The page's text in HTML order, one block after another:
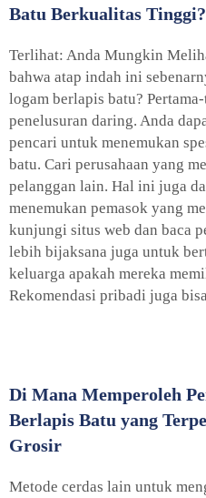
Batu Berkualitas Tinggi?
Terlihat: Anda Mungkin
bahwa atap indah ini
logam berlapis batu?
penelusuran daring. Anda
pencari untuk menemukan
batu. Cari perusahaan yang
pelanggan lain. Hal ini juga
menemukan pemasok yang
kunjungi situs web dan baca
lebih bijaksana juga untuk
keluarga apakah mereka
Rekomendasi pribadi juga
Di Mana Memperoleh
Berlapis Batu yang
Grosir
Metode cerdas lain untuk